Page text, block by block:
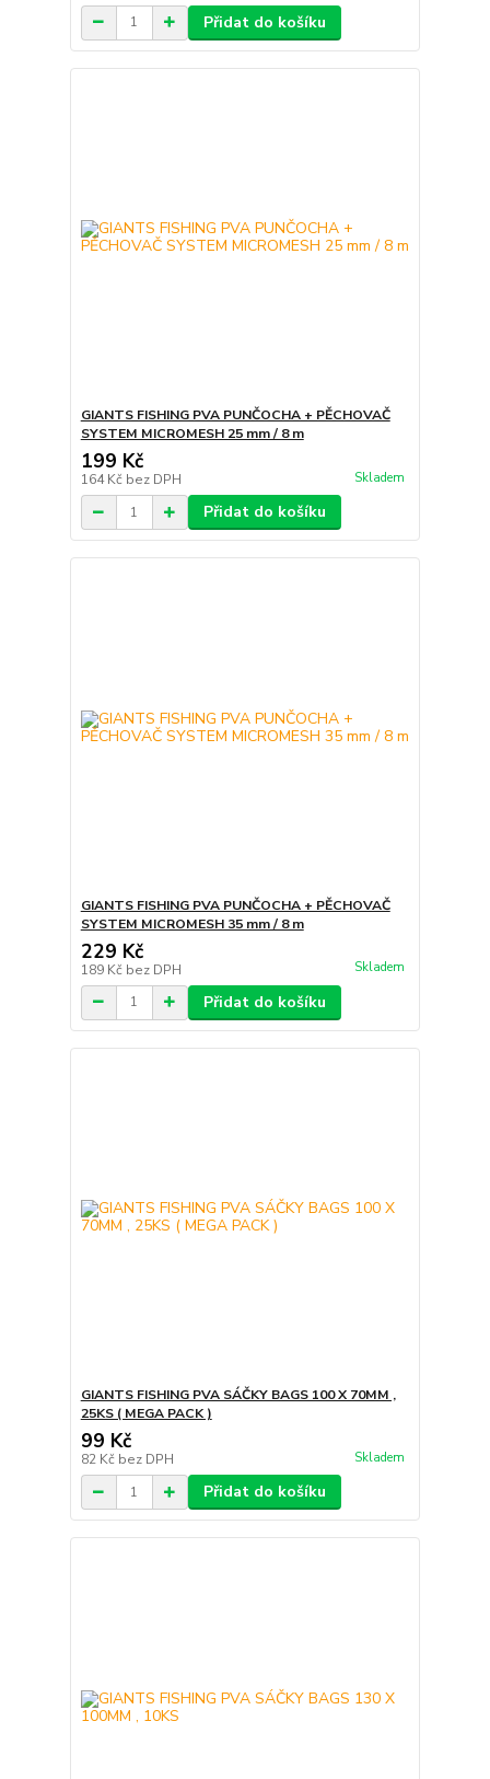
Přidat do košíku
GIANTS FISHING PVA PUNČOCHA + PĚCHOVAČ
SYSTEM MICROMESH 25 mm / 8 m
199 Kč
164 Kč bez DPH Skladem
Přidat do košíku
GIANTS FISHING PVA PUNČOCHA + PĚCHOVAČ
SYSTEM MICROMESH 35 mm / 8 m
229 Kč
189 Kč bez DPH Skladem
Přidat do košíku
GIANTS FISHING PVA SÁČKY BAGS 100 X 70MM ,
25KS ( MEGA PACK )
99 Kč
82 Kč bez DPH Skladem
Přidat do košíku